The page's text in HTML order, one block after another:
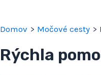
Domov Močové cesty
Rýchla